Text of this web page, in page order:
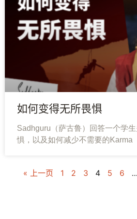
如何变得无所畏惧
Sadhguru（萨古鲁）回答一个学
惧，以及如何减少不需要的Karma
« 上一页 1 2 3 4 5 6 …